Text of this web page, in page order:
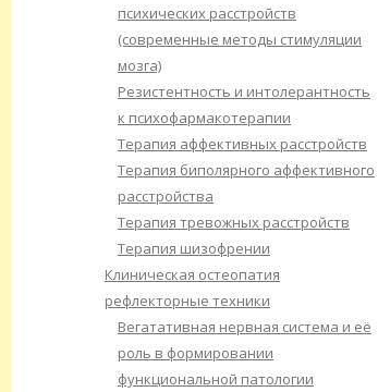
психических расстройств
(современные методы стимуляции
мозга)
Резистентность и интолерантность
к психофармакотерапии
Терапия аффективных расстройств
Терапия биполярного аффективного
расстройства
Терапия тревожных расстройств
Терапия шизофрении
Клиническая остеопатия
рефлекторные техники
Вегатативная нервная система и её
роль в формировании
функциональной патологии